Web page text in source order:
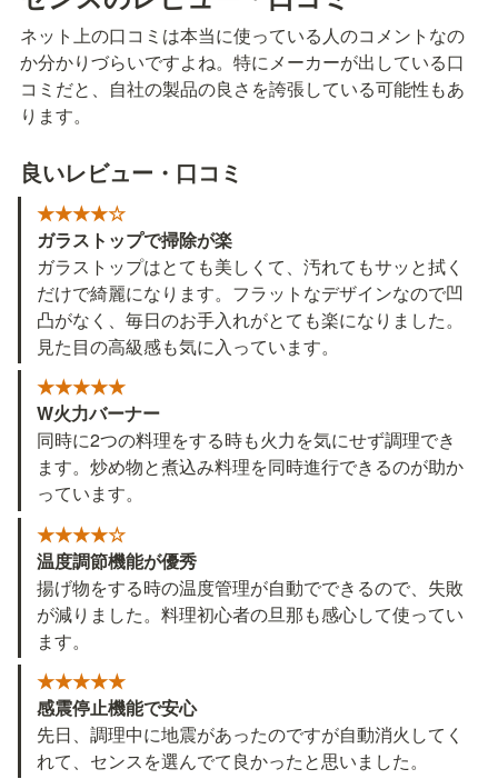
ネット上の口コミは本当に使っている人のコメントなの
か分かりづらいですよね。特にメーカーが出している口
コミだと、自社の製品の良さを誇張している可能性もあ
ります。
良いレビュー・口コミ
★★★★☆
ガラストップで掃除が楽
ガラストップはとても美しくて、汚れてもサッと拭く
だけで綺麗になります。フラットなデザインなので凹
凸がなく、毎日のお手入れがとても楽になりました。
見た目の高級感も気に入っています。
★★★★★
W火力バーナー
同時に2つの料理をする時も火力を気にせず調理でき
ます。炒め物と煮込み料理を同時進行できるのが助か
っています。
★★★★☆
温度調節機能が優秀
揚げ物をする時の温度管理が自動でできるので、失敗
が減りました。料理初心者の旦那も感心して使ってい
ます。
★★★★★
感震停止機能で安心
先日、調理中に地震があったのですが自動消火してく
れて、センスを選んでて良かったと思いました。